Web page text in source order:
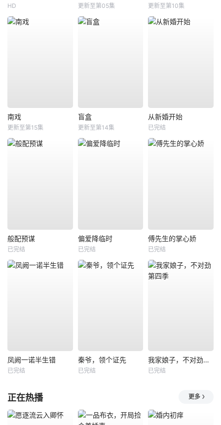
HD 更新至第05集 更新至第10集
南戏
更新至第15集
盲盒
更新至第14集
从新婚开始
已完结
般配预谋
已完结
偏爱降临时
已完结
傅先生的掌心娇
已完结
凤阙一诺半生错
已完结
秦爷，领个证先
已完结
我家娘子，不对劲第四季
已完结
正在热播 更多